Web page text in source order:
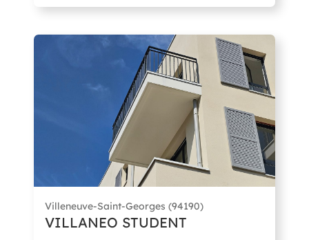
Villeneuve-Saint-Georges (94190)
VILLANEO STUDENT